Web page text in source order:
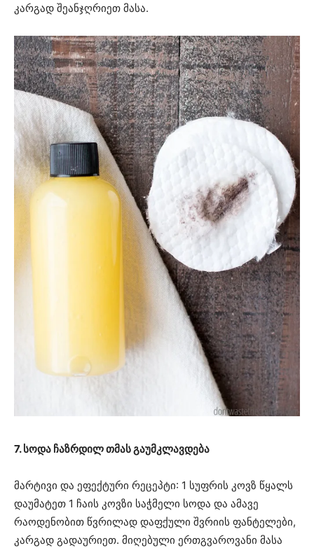
კარგად შეანჯღრიეთ მასა.
7. სოდა ჩაზრდილ თმას გაუმკლავდება
მარტივი და ეფექტური რეცეპტი: 1 სუფრის კოვზ წყალს
დაუმატეთ 1 ჩაის კოვზი საჭმელი სოდა და ამავე
რაოდენობით წვრილად დაფქული შვრიის ფანტელები,
კარგად გადაურიეთ. მიღებული ერთგვაროვანი მასა